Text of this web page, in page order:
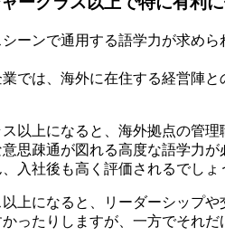
ーンで通用する語学力が求め
では、海外に在住する経営陣
以上になると、海外拠点の管
思疎通が図れる高度な語学力
入社後も高く評価されるでしょ
上になると、リーダーシップ
ったりしますが、一方でそれ